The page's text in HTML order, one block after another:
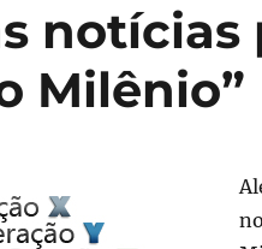
notícias
Milênio”